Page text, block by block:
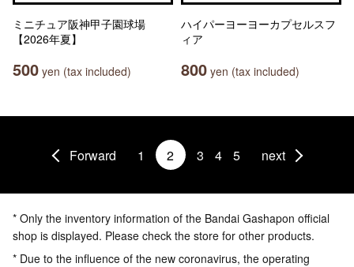
ミニチュア阪神甲子園球場
【2026年夏】
500 yen (tax included)
ハイパーヨーヨーカプセルスフ
ィア
800 yen (tax included)
Forward 1 2 3 4 5 next
* Only the inventory information of the Bandai Gashapon official
shop is displayed. Please check the store for other products.
* Due to the influence of the new coronavirus, the operating